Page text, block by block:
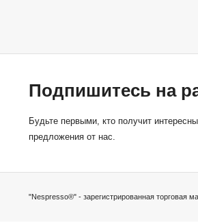
Подпишитесь на
Будьте первыми, кто получит
предложения от нас.
"Nespresso®" - зарегистрированная торговая